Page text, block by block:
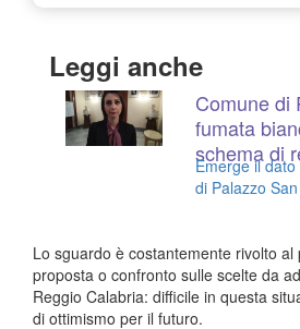
Leggi anche
Comune di
fumata
schema di
Emerge il
di Palazzo
Lo sguardo è costantemente rivolto
proposta o confronto sulle scelte da
Reggio Calabria: difficile in questa
di ottimismo per il futuro.